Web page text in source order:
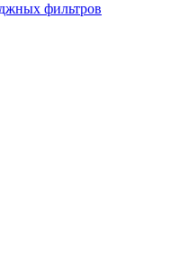
фильтров